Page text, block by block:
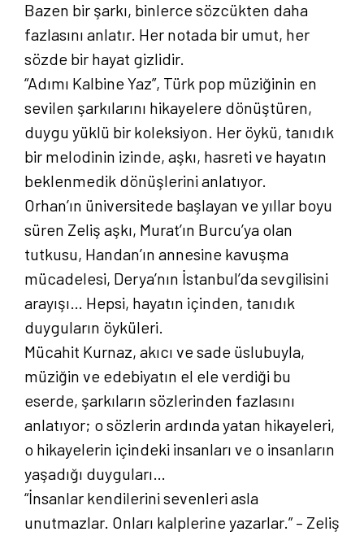
Bazen bir şarkı, binlerce sözcükten daha
fazlasını anlatır. Her notada bir umut, her
sözde bir hayat gizlidir.
“Adımı Kalbine Yaz”, Türk pop müziğinin en
sevilen şarkılarını hikayelere dönüştüren,
duygu yüklü bir koleksiyon. Her öykü, tanıdık
bir melodinin izinde, aşkı, hasreti ve hayatın
beklenmedik dönüşlerini anlatıyor.
Orhan’ın üniversitede başlayan ve yıllar boyu
süren Zeliş aşkı, Murat’ın Burcu’ya olan
tutkusu, Handan’ın annesine kavuşma
mücadelesi, Derya’nın İstanbul’da sevgilisini
arayışı… Hepsi, hayatın içinden, tanıdık
duyguların öyküleri.
Mücahit Kurnaz, akıcı ve sade üslubuyla,
müziğin ve edebiyatın el ele verdiği bu
eserde, şarkıların sözlerinden fazlasını
anlatıyor; o sözlerin ardında yatan hikayeleri,
o hikayelerin içindeki insanları ve o insanların
yaşadığı duyguları…
“İnsanlar kendilerini sevenleri asla
unutmazlar. Onları kalplerine yazarlar.” – Zeliş